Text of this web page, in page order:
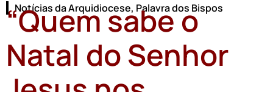
Notícias da Arquidiocese, Palavra dos Bispos
“Quem sabe o
Natal do Senhor